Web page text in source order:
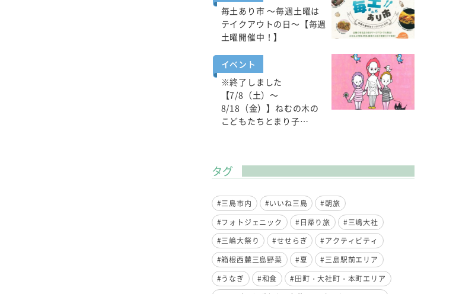
毎土あり市 ～毎週土曜は
テイクアウトの日～【毎週
土曜開催中！】
イベント
※終了しました
【7/8（土）～
8/18（金）】ねむの木の
こどもたちとまり子…
タグ
#三島市内 #いいね三島
#朝旅
#フォトジェニック
#日帰り旅
#三嶋大社
#三嶋大祭り
#せせらぎ
#アクティビティ
#箱根西麓三島野菜
#夏
#三島駅前エリア
#うなぎ
#和食
#田町・大社町・本町エリア